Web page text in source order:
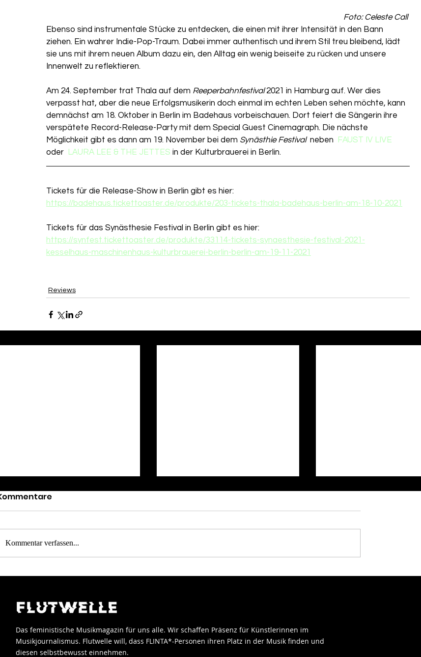
Foto: Celeste Call
Ebenso sind instrumentale Stücke zu entdecken, die einen mit ihrer Intensität in den Bann
ziehen. Ein wahrer Indie-Pop-Traum. Dabei immer authentisch und ihrem Stil treu bleibend, lädt
sie uns mit ihrem neuen Album dazu ein, den Alltag ein wenig beiseite zu rücken und unsere
Innenwelt zu reflektieren.
Am 24. September trat Thala auf dem Reeperbahnfestival 2021 in Hamburg auf. Wer dies
verpasst hat, aber die neue Erfolgsmusikerin doch einmal im echten Leben sehen möchte, kann
demnächst am 18. Oktober in Berlin im Badehaus vorbeischauen. Dort feiert die Sängerin ihre
verspätete Record-Release-Party mit dem Special Guest Cinemagraph. Die nächste
Möglichkeit gibt es dann am 19. November bei dem Synästhie Festival neben
FAUST IV LIVE
oder
LAURA LEE & THE JETTES in der Kulturbrauerei in Berlin.
Tickets für die Release-Show in Berlin gibt es hier:
https://badehaus.tickettoaster.de/produkte/203-tickets-thala-badehaus-berlin-am-18-10-2021
Tickets für das Synästhesie Festival in Berlin gibt es hier:
https://synfest.tickettoaster.de/produkte/33114-tickets-synaesthesie-festival-2021-
kesselhaus-maschinenhaus-kulturbrauerei-berlin-berlin-am-19-11-2021
Reviews
Kleine Feuer - Paula
RAYE - My 21st Century
Nina Chuba - Glas
Kommentar verfassen...
Das feministische Musikmagazin für uns alle. Wir schaffen Präsenz für Künstlerinnen im
Musikjournalismus. Flutwelle will, dass FLINTA*-Personen ihren Platz in der Musik finden und
diesen selbstbewusst einnehmen.